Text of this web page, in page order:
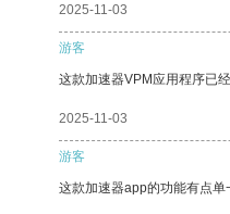
2025-11-03
游客
这款加速器VPM应用程序已
2025-11-03
游客
这款加速器app的功能有点单